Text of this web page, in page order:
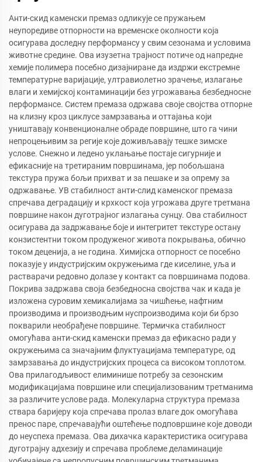
Анти-скид каменски премаз одликује се пружањем
неупоредиве отпорности на временске околности која
осигурава доследну перформансу у свим сезонама и условима
животне средине. Ова изузетна трајност потиче од напредне
хемије полимера посебно дизајниране да издржи екстремне
температурне варијације, ултравиолетно зрачење, излагање
влаги и хемијској контаминацији без угрожавања безбедносне
перформансе. Систем премаза одржава своје својства отпорне
на клизну кроз циклусе замрзавања и оттајања који
уништавају конвенционалне обраде површине, што га чини
непроцењивим за регије које доживљавају тешке зимске
услове. Снежно и ледено уклањање постаје сигурније и
ефикасније на третираним површинама, јер побољшана
текстура пружа бољи прихват и за пешаке и за опрему за
одржавање. УВ стабилност анти-слид каменског премаза
спречава деградацију и крхкост која угрожава друге третмана
површине након дуготрајног излагања сунцу. Ова стабилност
осигурава да задржавање боје и интегритет текстуре остану
конзистентни током продуженог живота покрывања, обично
током деценија, а не година. Химијска отпорност се посебно
показује у индустријским окружењима где киселине, уља и
растварачи редовно долазе у контакт са површинама подова.
Покрива задржава своја безбедносна својства чак и када је
изложена суровим хемикалијама за чишћење, нафтним
производима и производњим нуспроизводима који би брзо
покварили необрађене површине. Термичка стабилност
омогућава анти-скид каменски премаз да ефикасно ради у
окружењима са значајним флуктуацијама температуре, од
замрзавања до индустријских процеса са високом топлотом.
Ова прилагодљивост елиминише потребу за сезонским
модификацијама површине или специјализованим третманима
за различите услове рада. Молекуларна структура премаза
ствара баријеру која спречава пролаз влаге док омогућава
пренос паре, спречавајући оштећење подповршине које доводи
до неуспеха премаза. Ова дихачка карактеристика осигурава
дуготрајну адхезију и спречава проблеме деламинације